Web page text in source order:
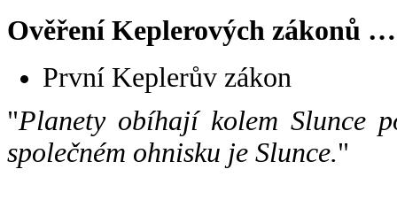
Ověření Keplerových zákonů …
První Keplerův zákon
"Planety obíhají kolem Slunce
společném ohnisku je Slunce."